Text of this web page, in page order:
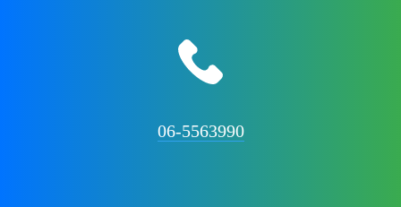
06-5563990